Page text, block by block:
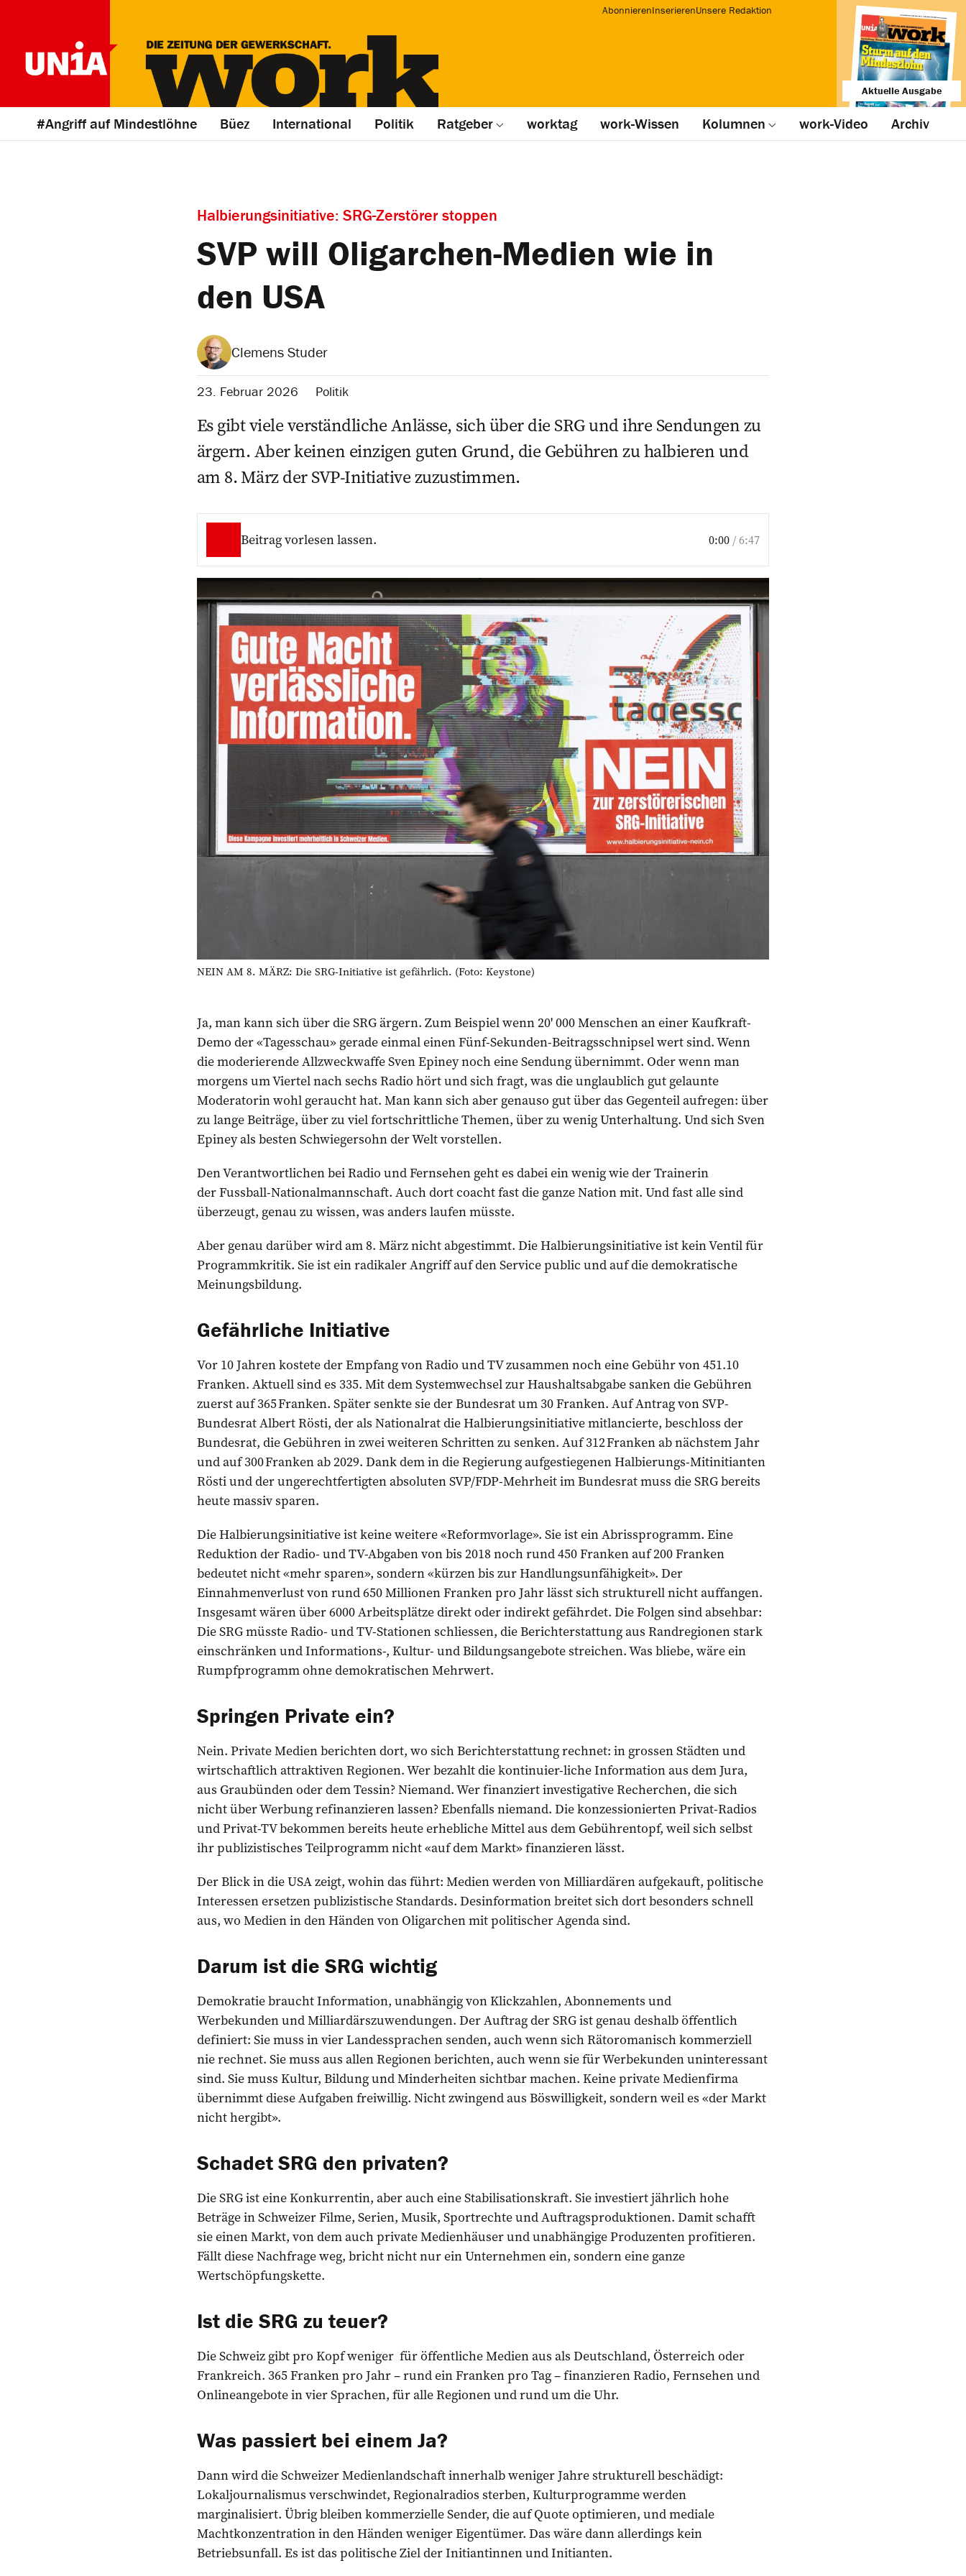
AbonnierenInserierenUnsere Redaktion
Aktuelle Ausgabe
#Angriff auf Mindestlöhne Büez International Politik Ratgeber worktag work-Wissen Kolumnen work-Video Archiv
Halbierungsinitiative: SRG-Zerstörer stoppen
SVP will Oligarchen-Medien wie in
den USA
Clemens Studer
23. Februar 2026 Politik
Es gibt viele verständliche Anlässe, sich über die SRG und ihre Sendungen zu
ärgern. Aber keinen einzigen guten Grund, die Gebühren zu halbieren und
am 8. März der SVP-Initiative zuzustimmen.
Beitrag vorlesen lassen. 0:00 /6:47
NEIN AM 8. MÄRZ: Die SRG-Initiative ist gefährlich. (Foto: Keystone)
Ja, man kann sich über die SRG ärgern. Zum Beispiel wenn 20' 000 Menschen an einer Kaufkraft-
Demo der «Tagesschau» gerade einmal einen Fünf-Sekunden-Beitragsschnipsel wert sind. Wenn
die moderierende Allzweckwaffe Sven Epiney noch eine Sendung übernimmt. Oder wenn man
morgens um Viertel nach sechs Radio hört und sich fragt, was die unglaublich gut gelaunte
Moderatorin wohl geraucht hat. Man kann sich aber genauso gut über das Gegenteil aufregen: über
zu lange Beiträge, über zu viel fortschrittliche Themen, über zu wenig Unterhaltung. Und sich Sven
Epiney als besten Schwiegersohn der Welt vorstellen.
Den Verantwortlichen bei Radio und Fernsehen geht es dabei ein wenig wie der Trainerin
der Fussball-Nationalmannschaft. Auch dort coacht fast die ganze Nation mit. Und fast alle sind
überzeugt, genau zu wissen, was anders laufen müsste.
Aber genau darüber wird am 8. März nicht abgestimmt. Die Halbierungsinitiative ist kein Ventil für
Programmkritik. Sie ist ein radikaler Angriff auf den Service public und auf die demokratische
Meinungsbildung.
Gefährliche Initiative
Vor 10 Jahren kostete der Empfang von Radio und TV zusammen noch eine Gebühr von 451.10
Franken. Aktuell sind es 335. Mit dem Systemwechsel zur Haushaltsabgabe sanken die Gebühren
zuerst auf 365 Franken. Später senkte sie der Bundesrat um 30 Franken. Auf Antrag von SVP-
Bundesrat Albert Rösti, der als Nationalrat die Halbierungsinitiative mitlancierte, beschloss der
Bundesrat, die Gebühren in zwei weiteren Schritten zu senken. Auf 312 Franken ab nächstem Jahr
und auf 300 Franken ab 2029. Dank dem in die Regierung aufgestiegenen Halbierungs-Mitinitianten
Rösti und der ungerechtfertigten absoluten SVP/FDP-Mehrheit im Bundesrat muss die SRG bereits
heute massiv sparen.
Die Halbierungsinitiative ist keine weitere «Reformvorlage». Sie ist ein Abrissprogramm. Eine
Reduktion der Radio- und TV-Abgaben von bis 2018 noch rund 450 Franken auf 200 Franken
bedeutet nicht «mehr sparen», sondern «kürzen bis zur Handlungsunfähigkeit». Der
Einnahmenverlust von rund 650 Millionen Franken pro Jahr lässt sich strukturell nicht auffangen.
Insgesamt wären über 6000 Arbeitsplätze direkt oder indirekt gefährdet. Die Folgen sind absehbar:
Die SRG müsste Radio- und TV-Stationen schliessen, die Berichterstattung aus Randregionen stark
einschränken und Informations-, Kultur- und Bildungsangebote streichen. Was bliebe, wäre ein
Rumpfprogramm ohne demokratischen Mehrwert.
Springen Private ein?
Nein. Private Medien berichten dort, wo sich Berichterstattung rechnet: in grossen Städten und
wirtschaftlich attraktiven Regionen. Wer bezahlt die kontinuier-liche Information aus dem Jura,
aus Graubünden oder dem Tessin? Niemand. Wer finanziert investigative Recherchen, die sich
nicht über Werbung refinanzieren lassen? Ebenfalls niemand. Die konzessionierten Privat-Radios
und Privat-TV bekommen bereits heute erhebliche Mittel aus dem Gebührentopf, weil sich selbst
ihr publizistisches Teilprogramm nicht «auf dem Markt» finanzieren lässt.
Der Blick in die USA zeigt, wohin das führt: Medien werden von Milliardären aufgekauft, politische
Interessen ersetzen publizistische Standards. Desinformation breitet sich dort besonders schnell
aus, wo Medien in den Händen von Oligarchen mit politischer Agenda sind.
Darum ist die SRG wichtig
Demokratie braucht Information, unabhängig von Klickzahlen, Abonnements und
Werbekunden und Milliardärszuwendungen. Der Auftrag der SRG ist genau deshalb öffentlich
definiert: Sie muss in vier Landessprachen senden, auch wenn sich Rätoromanisch kommerziell
nie rechnet. Sie muss aus allen Regionen berichten, auch wenn sie für Werbekunden uninteressant
sind. Sie muss Kultur, Bildung und Minderheiten sichtbar machen. Keine private Medienfirma
übernimmt diese Aufgaben freiwillig. Nicht zwingend aus Böswilligkeit, sondern weil es «der Markt
nicht hergibt».
Schadet SRG den privaten?
Die SRG ist eine Konkurrentin, aber auch eine Stabilisationskraft. Sie investiert jährlich hohe
Beträge in Schweizer Filme, Serien, Musik, Sportrechte und Auftragsproduktionen. Damit schafft
sie einen Markt, von dem auch private Medienhäuser und unabhängige Produzenten profitieren.
Fällt diese Nachfrage weg, bricht nicht nur ein Unternehmen ein, sondern eine ganze
Wertschöpfungskette.
Ist die SRG zu teuer?
Die Schweiz gibt pro Kopf weniger für öffentliche Medien aus als Deutschland, Österreich oder
Frankreich. 365 Franken pro Jahr – rund ein Franken pro Tag – finanzieren Radio, Fernsehen und
Onlineangebote in vier Sprachen, für alle Regionen und rund um die Uhr.
Was passiert bei einem Ja?
Dann wird die Schweizer Medienlandschaft innerhalb weniger Jahre strukturell beschädigt:
Lokaljournalismus verschwindet, Regionalradios sterben, Kulturprogramme werden
marginalisiert. Übrig bleiben kommerzielle Sender, die auf Quote optimieren, und mediale
Machtkonzentration in den Händen weniger Eigentümer. Das wäre dann allerdings kein
Betriebsunfall. Es ist das politische Ziel der Initiantinnen und Initianten.